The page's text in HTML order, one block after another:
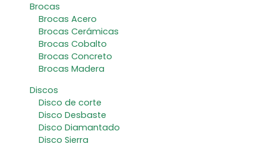
Brocas
Brocas Acero
Brocas Cerámicas
Brocas Cobalto
Brocas Concreto
Brocas Madera
Discos
Disco de corte
Disco Desbaste
Disco Diamantado
Disco Sierra